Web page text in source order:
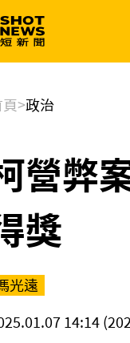
頁>政治
營弊
獎
光遠
14:14